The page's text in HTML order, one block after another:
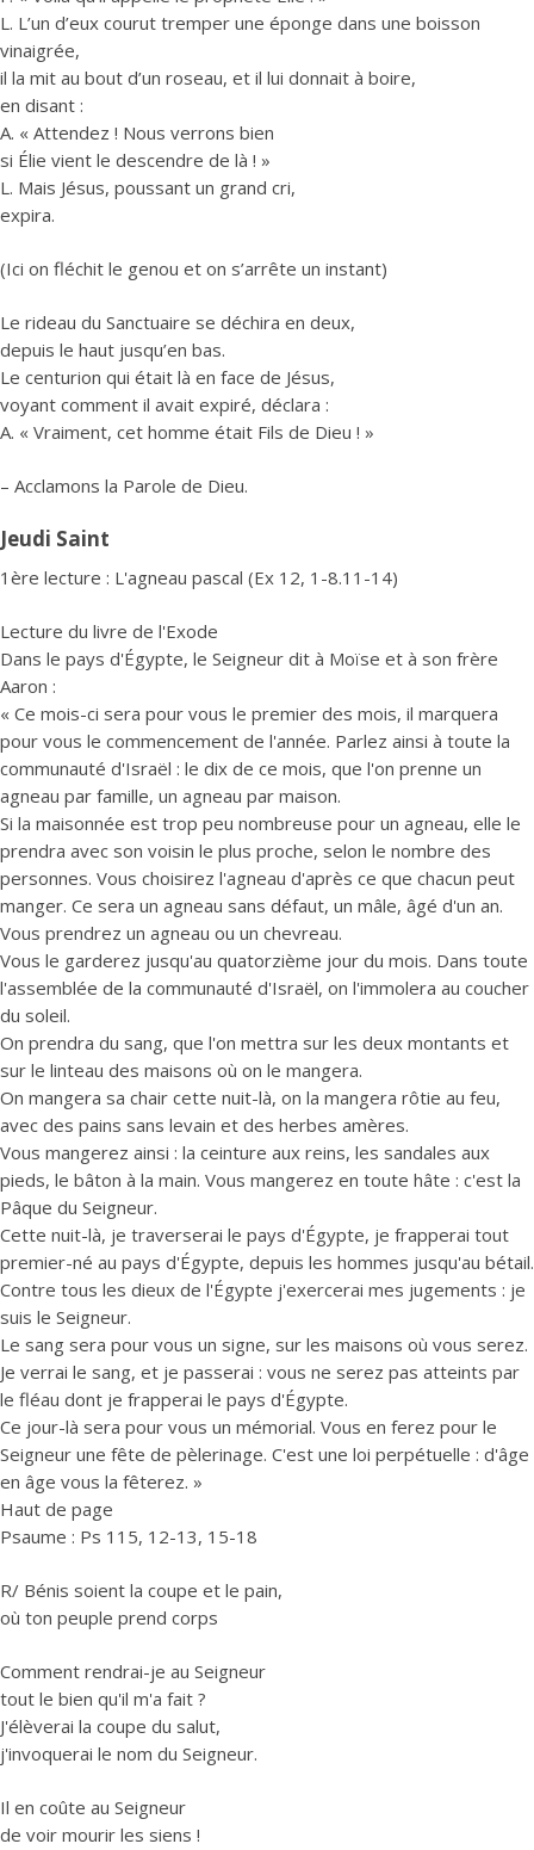
L. L’un d’eux courut tremper une éponge dans une boisson
vinaigrée,
il la mit au bout d’un roseau, et il lui donnait à boire,
en disant :
A. « Attendez ! Nous verrons bien
si Élie vient le descendre de là ! »
L. Mais Jésus, poussant un grand cri,
expira.
(Ici on fléchit le genou et on s’arrête un instant)
Le rideau du Sanctuaire se déchira en deux,
depuis le haut jusqu’en bas.
Le centurion qui était là en face de Jésus,
voyant comment il avait expiré, déclara :
A. « Vraiment, cet homme était Fils de Dieu ! »
– Acclamons la Parole de Dieu.
Jeudi Saint
1ère lecture : L'agneau pascal (Ex 12, 1-8.11-14)
Lecture du livre de l'Exode
Dans le pays d'Égypte, le Seigneur dit à Moïse et à son frère
Aaron :
« Ce mois-ci sera pour vous le premier des mois, il marquera
pour vous le commencement de l'année. Parlez ainsi à toute la
communauté d'Israël : le dix de ce mois, que l'on prenne un
agneau par famille, un agneau par maison.
Si la maisonnée est trop peu nombreuse pour un agneau, elle le
prendra avec son voisin le plus proche, selon le nombre des
personnes. Vous choisirez l'agneau d'après ce que chacun peut
manger. Ce sera un agneau sans défaut, un mâle, âgé d'un an.
Vous prendrez un agneau ou un chevreau.
Vous le garderez jusqu'au quatorzième jour du mois. Dans toute
l'assemblée de la communauté d'Israël, on l'immolera au coucher
du soleil.
On prendra du sang, que l'on mettra sur les deux montants et
sur le linteau des maisons où on le mangera.
On mangera sa chair cette nuit-là, on la mangera rôtie au feu,
avec des pains sans levain et des herbes amères.
Vous mangerez ainsi : la ceinture aux reins, les sandales aux
pieds, le bâton à la main. Vous mangerez en toute hâte : c'est la
Pâque du Seigneur.
Cette nuit-là, je traverserai le pays d'Égypte, je frapperai tout
premier-né au pays d'Égypte, depuis les hommes jusqu'au bétail.
Contre tous les dieux de l'Égypte j'exercerai mes jugements : je
suis le Seigneur.
Le sang sera pour vous un signe, sur les maisons où vous serez.
Je verrai le sang, et je passerai : vous ne serez pas atteints par
le fléau dont je frapperai le pays d'Égypte.
Ce jour-là sera pour vous un mémorial. Vous en ferez pour le
Seigneur une fête de pèlerinage. C'est une loi perpétuelle : d'âge
en âge vous la fêterez. »
Haut de page
Psaume : Ps 115, 12-13, 15-18
R/ Bénis soient la coupe et le pain,
où ton peuple prend corps
Comment rendrai-je au Seigneur
tout le bien qu'il m'a fait ?
J'élèverai la coupe du salut,
j'invoquerai le nom du Seigneur.
Il en coûte au Seigneur
de voir mourir les siens !